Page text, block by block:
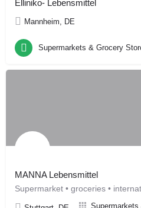
Elliniko- Lebensmittel
Mannheim, DE
Supermarkets & Grocery
MANNA Lebensmittel
Supermarket • groceries •